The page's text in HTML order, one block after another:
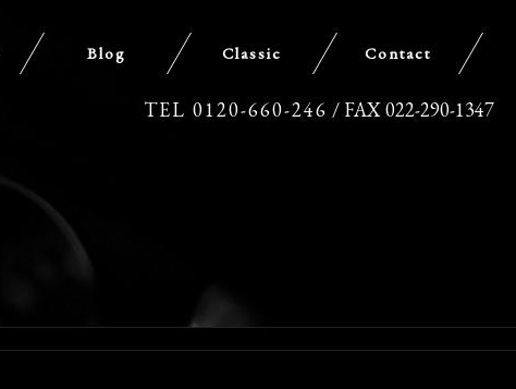
TEL 0120-660-246 / FAX 022-290-1347
Blog Classic Contact